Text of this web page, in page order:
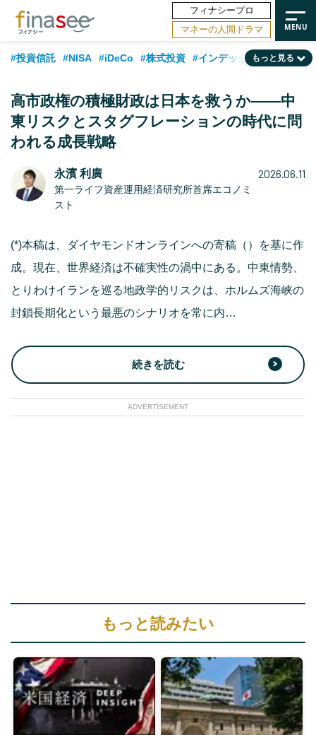
フィナシープロ
マネーの人間ドラマ
#投資信託 #NISA #iDeCo #株式投資 #インデックスファンド
#積立投資 #トレンド #30代 #公的年金 #50代
#フィナンシャル・ウェルビーイング
#データ・調査 #資産運用業界 #国内株式型 #60代
もっと見る
高市政権の積極財政は日本を救うか——中
東リスクとスタグフレーションの時代に問
われる成長戦略
永濱 利廣
第一ライフ資産運用経済研究所首席エコノミ
スト
2026.06.11
(*)本稿は、ダイヤモンドオンラインへの寄稿（）を基に作
成。現在、世界経済は不確実性の渦中にある。中東情勢、
とりわけイランを巡る地政学的リスクは、ホルムズ海峡の
封鎖長期化という最悪のシナリオを常に内…
続きを読む
ADVERTISEMENT
もっと読みたい